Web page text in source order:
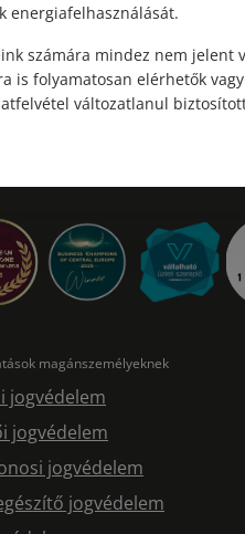
magánszemélyeknek
jogvédelem
jogvédelem
jogvédelem
jogvédelem
energiafelhasználását.
számára mindez nem jelent
is folyamatosan elérhetők
változatlanul